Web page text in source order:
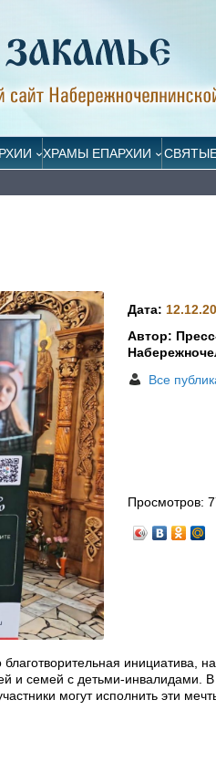
ХРАМЫ ЕПАРХИИ
Дата:
Автор:
Все
Просмотров:
инициатива,
и семей с детьми-инвалидами.
могут исполнить эти